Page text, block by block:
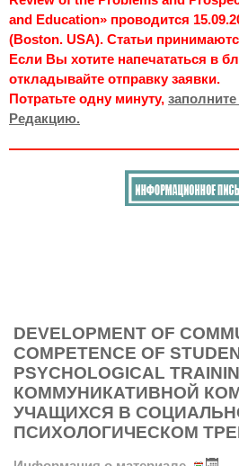
and Education» проводится
(Boston. USA). Статьи
Если Вы хотите напечататься в
откладывайте отправку заявки.
Потратьте одну минуту,
Редакцию.
DEVELOPMENT OF
COMPETENCE OF
PSYCHOLOGICAL
КОММУНИКАТИВНОЙ
УЧАЩИХСЯ В
ПСИХОЛОГИЧЕСКОМ